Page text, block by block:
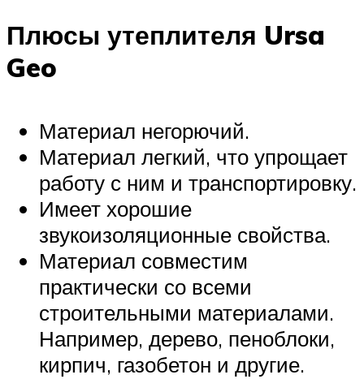
Плюсы утеплителя Ursa
Geo
Материал негорючий.
Материал легкий, что упрощает
работу с ним и транспортировку.
Имеет хорошие
звукоизоляционные свойства.
Материал совместим
практически со всеми
строительными материалами.
Например, дерево, пеноблоки,
кирпич, газобетон и другие.